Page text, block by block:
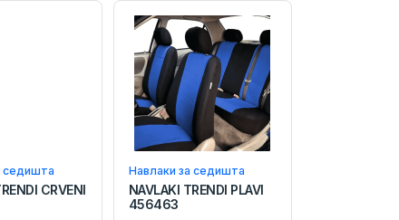
седишта
CRVENI
Навлаки за седишта
NAVLAKI TRENDI PLAVI
456463